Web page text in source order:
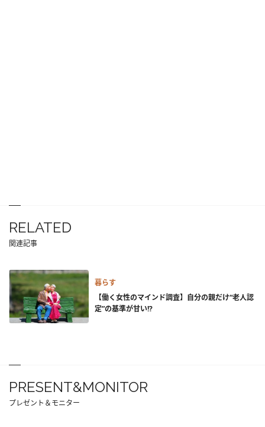
RELATED
関連記事
暮らす
【働く女性のマインド調査】自分の親だけ“老人認
定”の基準が甘い!?
PRESENT&MONITOR
プレゼント＆モニター